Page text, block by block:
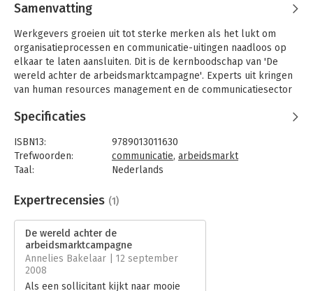
Samenvatting
Werkgevers groeien uit tot sterke merken als het lukt om
organisatieprocessen en communicatie-uitingen naadloos op
elkaar te laten aansluiten. Dit is de kernboodschap van 'De
wereld achter de arbeidsmarktcampagne'. Experts uit kringen
van human resources management en de communicatiesector
gezocht en welke knelpunten daarbij worden ondervonden. Dit
arbeidsmarktstrategie vorm te geven. Het dossier opent met
een schets van ontwikkelingen die het vakgebied
arbeidsmarktcommunicatie, de functie P&O en de functie
Het boek is een uitnodiging aan twee vakdisciplines om
inzichten, belangen en middelen te bundelen en nieuwe wegen
in te slaan: Personeelsfunctionarissen, van oudsher op een
adequate personele organisatie gericht en
communicatieprofessionals, die een onderscheidende
presentatie van de organisatie nastreven. Waar het lukt om
Specificaties
ISBN13:
9789013011630
Trefwoorden:
communicatie, arbeidsmarkt
Taal:
Nederlands
Aantal pagina's:
97
Verschijningsdatum:
Hoofdrubriek:
Personeelsmanagement
Serie:
Communicatie dossier
Expertrecensies (1)
De wereld achter de
arbeidsmarktcampagne
Annelies Bakelaar | 12 september
2008
Als een sollicitant kijkt naar mooie